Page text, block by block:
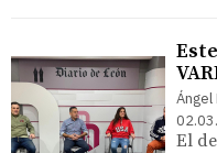
Ángel
El